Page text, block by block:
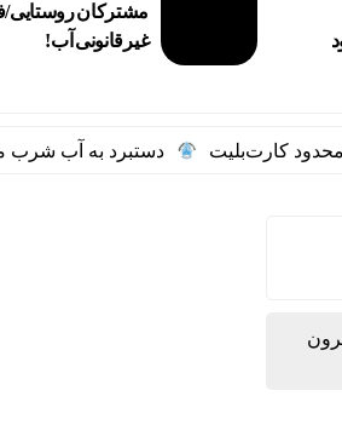
مشترکان
غیرقانونی آب!
کارت‌بلیت دستبرد به آب شرب